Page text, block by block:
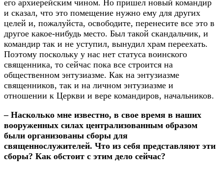
его архиерейским чином. Но пришел новый командир
и сказал, что это помещение нужно ему для других
целей и, пожалуйста, освободите, перенесите все это в
другое какое-нибудь место. Был такой скандальчик, и
командир так и не уступил, вынудил храм переехать.
Поэтому поскольку у нас нет статуса воинского
священника, то сейчас пока все строится на
общественном энтузиазме. Как на энтузиазме
священников, так и на личном энтузиазме и
отношении к Церкви и вере командиров, начальников.
– Насколько мне известно, в свое время в наших
вооруженных силах централизованным образом
были организованы сборы для
священнослужителей. Что из себя представляют эти
сборы? Как обстоит с этим дело сейчас?